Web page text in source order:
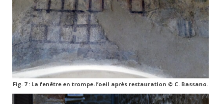
Fig. 7 : La fenêtre en trompe-l’oeil après restauration © C. Bassano.